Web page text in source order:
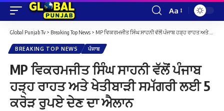
Font
Aa
Global Punjab Tv > Breaking Top News > MP ਵਿਕਰਮਜੀਤ ਸਿੰਘ ਸਾਹਨੀ ਵੱਲੋਂ ਪੰਜਾਬ ਹੜ੍ਹ ਰਾਹਤ ਅਤੇ ਖੇਤੀਬਾੜੀ ਸਮੱਗਰੀ ਲਈ 5 ਕਰੋੜ ਰੁਪਏ ਦੇਣ ਦਾ ਐਲਾਨ
BREAKING TOP NEWS ਪੰਜਾਬ
MP ਵਿਕਰਮਜੀਤ ਸਿੰਘ ਸਾਹਨੀ ਵੱਲੋਂ ਪੰਜਾਬ
ਹੜ੍ਹ ਰਾਹਤ ਅਤੇ ਖੇਤੀਬਾੜੀ ਸਮੱਗਰੀ ਲਈ 5
ਕਰੋੜ ਰੁਪਏ ਦੇਣ ਦਾ ਐਲਾਨ